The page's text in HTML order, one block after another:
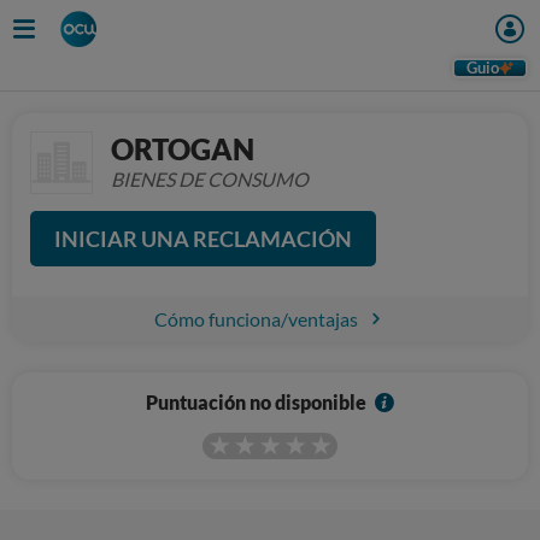
Guio
ORTOGAN
BIENES DE CONSUMO
INICIAR UNA RECLAMACIÓN
Cómo funciona/ventajas
Puntuación no disponible
I